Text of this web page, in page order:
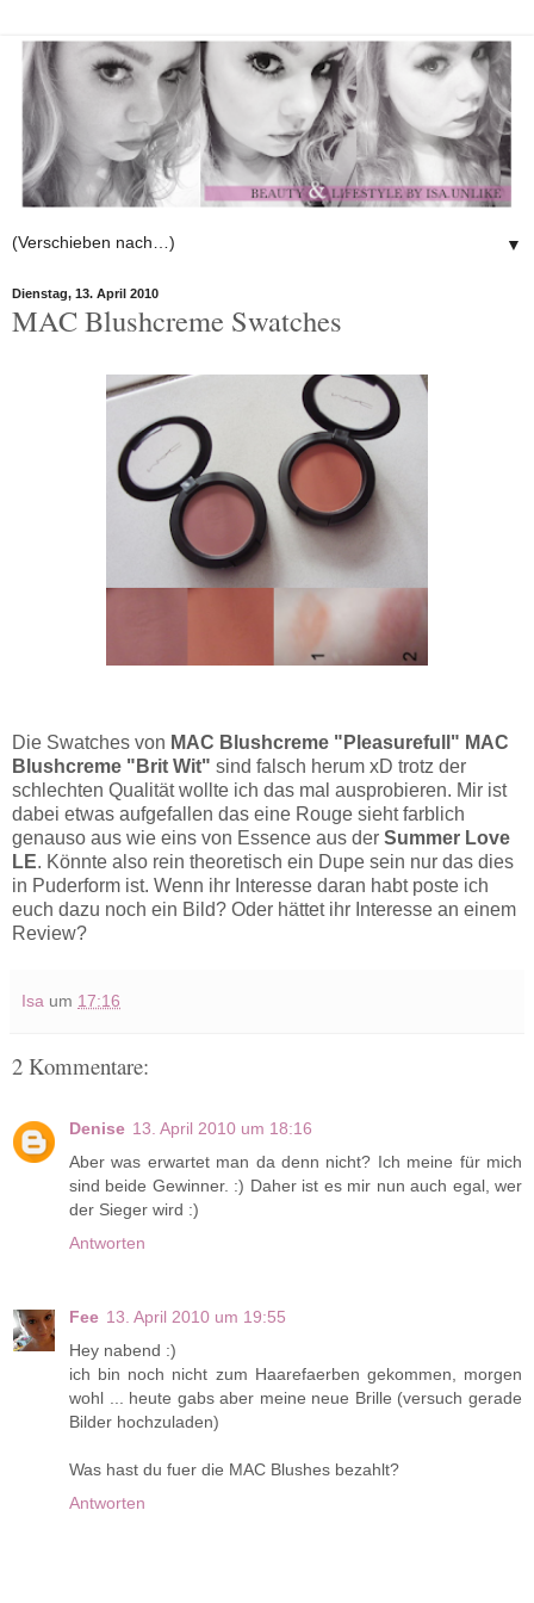
▼
Dienstag, 13. April 2010
MAC Blushcreme Swatches
Die Swatches von MAC Blushcreme "Pleasurefull" MAC
Blushcreme "Brit Wit" sind falsch herum xD trotz der
schlechten Qualität wollte ich das mal ausprobieren. Mir ist
dabei etwas aufgefallen das eine Rouge sieht farblich
genauso aus wie eins von Essence aus der Summer Love
LE. Könnte also rein theoretisch ein Dupe sein nur das dies
in Puderform ist. Wenn ihr Interesse daran habt poste ich
euch dazu noch ein Bild? Oder hättet ihr Interesse an einem
Review?
Isa um 17:16
2 Kommentare:
Denise 13. April 2010 um 18:16
Aber was erwartet man da denn nicht? Ich meine für mich
sind beide Gewinner. :) Daher ist es mir nun auch egal, wer
der Sieger wird :)
Antworten
Fee 13. April 2010 um 19:55
Hey nabend :)
ich bin noch nicht zum Haarefaerben gekommen, morgen
wohl ... heute gabs aber meine neue Brille (versuch gerade
Bilder hochzuladen)
Was hast du fuer die MAC Blushes bezahlt?
Antworten